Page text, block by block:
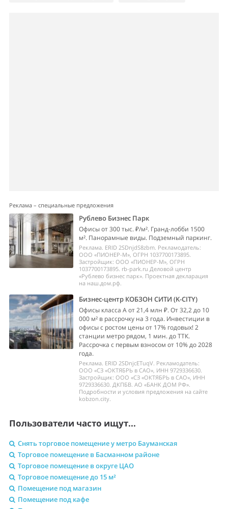
Реклама – специальные предложения
Рублево Бизнес Парк
Офисы от 300 тыс. ₽/м². Гранд-лобби 1500
м². Панорамные виды. Подземный паркинг.
Реклама. ERID 2SDnjdS8zbm. Рекламодатель:
ООО «ПИОНЕР-М», ОГРН 1037700173895.
Застройщик: ООО «ПИОНЕР-М», ОГРН
1037700173895. rb-park.ru Деловой центр
«Рублево бизнес парк». Проектная декларация
на наш.дом.рф.
Бизнес-центр КОБЗОН СИТИ (K-CITY)
Офисы класса А от 21,4 млн ₽. От 32,2 до 10
000 м² в рассрочку на 3 года. Инвестиции в
офисы с ростом цены от 17% годовых! 2
станции метро рядом, 1 мин. до ТТК.
Рассрочка с первым взносом от 10% до 2028
года.
Реклама. ERID 2SDnjcETuqV. Рекламодатель:
ООО «СЗ «ОКТЯБРЬ в САО», ИНН 9729336630.
Застройщик: ООО «СЗ «ОКТЯБРЬ в САО», ИНН
9729336630. ДКПБВ. АО «БАНК ДОМ РФ».
Подробности и условия предложения на сайте
kobzon.city.
Пользователи часто ищут...
Снять торговое помещение у метро Бауманская
Торговое помещение в Басманном районе
Торговое помещение в округе ЦАО
Торговое помещение до 15 м²
Помещение под магазин
Помещение под кафе